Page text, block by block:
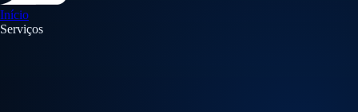
Início
Serviços